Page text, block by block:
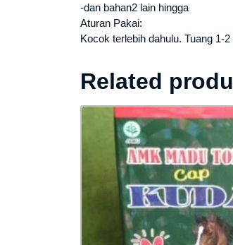
-dan bahan2 lain hingga
Aturan Pakai:
Kocok terlebih dahulu. Tuang 1-
Related